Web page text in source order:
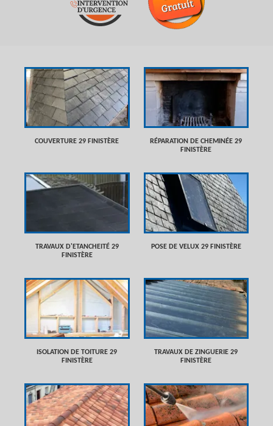
COUVERTURE 29 FINISTÈRE
RÉPARATION DE CHEMINÉE 29
FINISTÈRE
TRAVAUX D'ETANCHEITÉ 29
FINISTÈRE
POSE DE VELUX 29 FINISTÈRE
ISOLATION DE TOITURE 29
FINISTÈRE
TRAVAUX DE ZINGUERIE 29
FINISTÈRE